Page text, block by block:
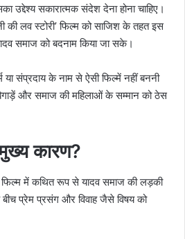
उद्देश्य सकारात्मक संदेश देना होना चाहिए।
की लव स्टोरी’ फिल्म को साजिश के तहत इस
समाज को बदनाम किया जा सके।
या संप्रदाय के नाम से ऐसी फिल्में नहीं बननी
बिगाड़ें और समाज की महिलाओं के सम्मान को ठेस
कारण?
फिल्म में कथित रूप से यादव समाज की लड़की
प्रेम प्रसंग और विवाह जैसे विषय को